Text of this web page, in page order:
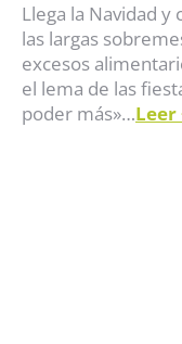
Llega la Navidad
las largas
excesos
el lema de las
poder más»…Leer